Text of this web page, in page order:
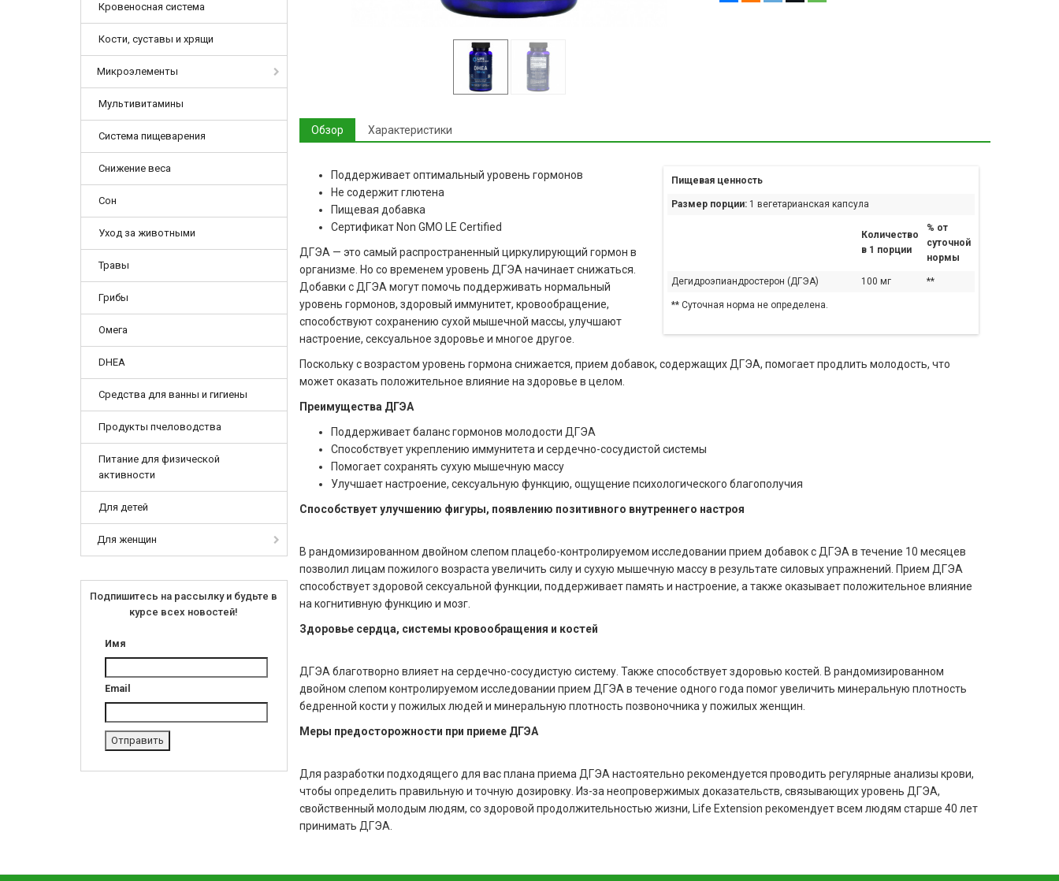
Кровеносная система
Кости, суставы и хрящи
Микроэлементы
Мультивитамины
Система пищеварения
Снижение веса
Сон
Уход за животными
Травы
Грибы
Омега
DHEA
Средства для ванны и гигиены
Продукты пчеловодства
Питание для физической
активности
Для детей
Для женщин
Подпишитесь на рассылку и будьте в
курсе всех новостей!
Имя
Email
Обзор Характеристики
Пищевая ценность
Размер порции: 1 вегетарианская капсула
Количество
в 1 порции
% от
суточной
нормы
Дегидроэпиандростерон (ДГЭА) 100 мг **
** Суточная норма не определена.
Поддерживает оптимальный уровень гормонов
Не содержит глютена
Пищевая добавка
Сертификат Non GMO LE Certified
ДГЭА — это самый распространенный циркулирующий гормон в
организме. Но со временем уровень ДГЭА начинает снижаться.
Добавки с ДГЭА могут помочь поддерживать нормальный
уровень гормонов, здоровый иммунитет, кровообращение,
способствуют сохранению сухой мышечной массы, улучшают
настроение, сексуальное здоровье и многое другое.
Поскольку с возрастом уровень гормона снижается, прием добавок, содержащих ДГЭА, помогает продлить молодость, что
может оказать положительное влияние на здоровье в целом.
Преимущества ДГЭА
Поддерживает баланс гормонов молодости ДГЭА
Способствует укреплению иммунитета и сердечно-сосудистой системы
Помогает сохранять сухую мышечную массу
Улучшает настроение, сексуальную функцию, ощущение психологического благополучия
Способствует улучшению фигуры, появлению позитивного внутреннего настроя
В рандомизированном двойном слепом плацебо-контролируемом исследовании прием добавок с ДГЭА в течение 10 месяцев
позволил лицам пожилого возраста увеличить силу и сухую мышечную массу в результате силовых упражнений. Прием ДГЭА
способствует здоровой сексуальной функции, поддерживает память и настроение, а также оказывает положительное влияние
на когнитивную функцию и мозг.
Здоровье сердца, системы кровообращения и костей
ДГЭА благотворно влияет на сердечно-сосудистую систему. Также способствует здоровью костей. В рандомизированном
двойном слепом контролируемом исследовании прием ДГЭА в течение одного года помог увеличить минеральную плотность
бедренной кости у пожилых людей и минеральную плотность позвоночника у пожилых женщин.
Меры предосторожности при приеме ДГЭА
Для разработки подходящего для вас плана приема ДГЭА настоятельно рекомендуется проводить регулярные анализы крови,
чтобы определить правильную и точную дозировку. Из-за неопровержимых доказательств, связывающих уровень ДГЭА,
свойственный молодым людям, со здоровой продолжительностью жизни, Life Extension рекомендует всем людям старше 40 лет
принимать ДГЭА.